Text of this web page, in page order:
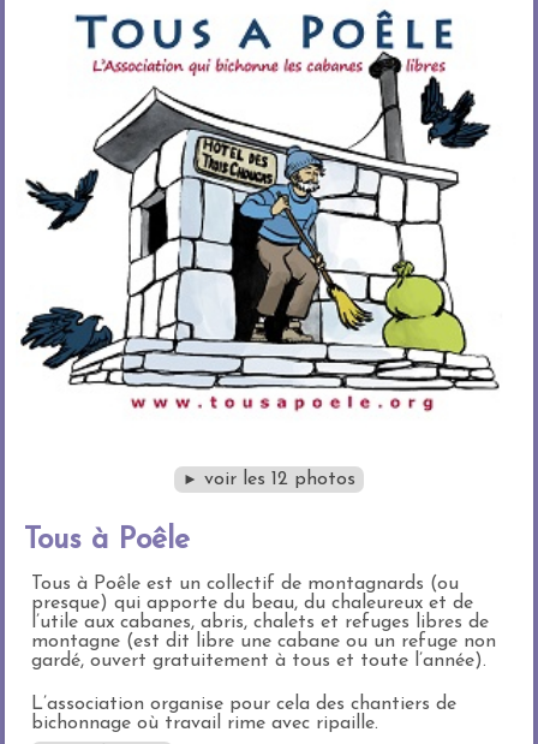
► voir les 12 photos
Tous à Poêle
Tous à Poêle est un collectif de montagnards (ou
presque) qui apporte du beau, du chaleureux et de
l’utile aux cabanes, abris, chalets et refuges libres de
montagne (est dit libre une cabane ou un refuge non
gardé, ouvert gratuitement à tous et toute l’année).
L’association organise pour cela des chantiers de
bichonnage où travail rime avec ripaille.